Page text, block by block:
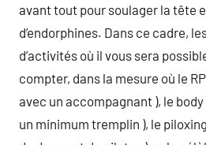
avant tout pour soulager la tête
d’endorphines. Dans ce cadre,
d’activités où il vous sera
compter, dans la mesure où le
avec un accompagnant ), le
un minimum tremplin ), le